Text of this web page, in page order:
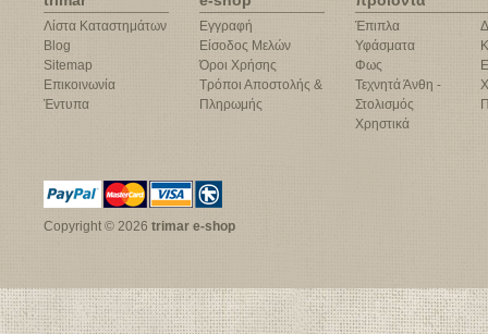
Λίστα Καταστημάτων
Blog
Sitemap
Επικοινωνία
Έντυπα
Εγγραφή
Είσοδος Μελών
Όροι Χρήσης
Τρόποι Αποστολής &
Πληρωμής
Έπιπλα
Υφάσματα
Φως
Τεχνητά Άνθη -
Στολισμός
Χρηστικά
Copyright © 2026 trimar e-shop